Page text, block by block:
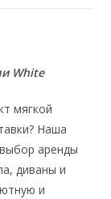
White
мягкой
Наша
аренды
диваны и
и